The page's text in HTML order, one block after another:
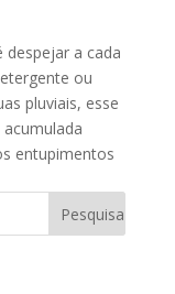
despejar a cada
ou
pluviais, esse
entupimentos